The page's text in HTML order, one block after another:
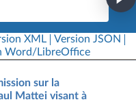
XML
Version JSON
Word/LibreOffice
sur la
Mattei visant à